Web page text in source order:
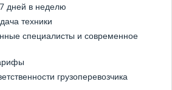
дней в неделю
техники
специалисты и современное
грузоперевозчика